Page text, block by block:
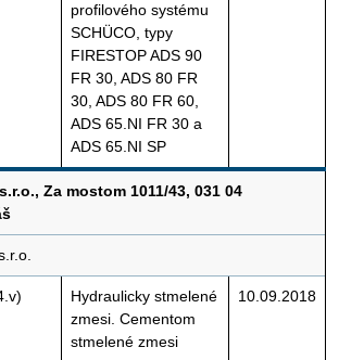
profilového systému
SCHÜCO, typy
FIRESTOP ADS 90
FR 30, ADS 80 FR
30, ADS 80 FR 60,
ADS 65.NI FR 30 a
ADS 65.NI SP
Za mostom 1011/43, 031 04
Hydraulicky stmelené
zmesi. Cementom
stmelené zmesi
10.09.2018